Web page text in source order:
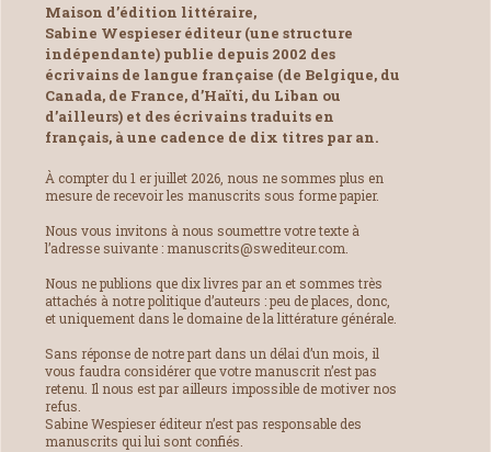
Maison d’édition littéraire,
Sabine Wespieser éditeur (une structure
indépendante) publie depuis 2002 des
écrivains de langue française (de Belgique, du
Canada, de France, d’Haïti, du Liban ou
d’ailleurs) et des écrivains traduits en
français, à une cadence de dix titres par an.
À compter du 1 er juillet 2026, nous ne sommes plus en
mesure de recevoir les manuscrits sous forme papier.
Nous vous invitons à nous soumettre votre texte à
l’adresse suivante : manuscrits@swediteur.com.
Nous ne publions que dix livres par an et sommes très
attachés à notre politique d’auteurs : peu de places, donc,
et uniquement dans le domaine de la littérature générale.
Sans réponse de notre part dans un délai d’un mois, il
vous faudra considérer que votre manuscrit n’est pas
retenu. Il nous est par ailleurs impossible de motiver nos
refus.
Sabine Wespieser éditeur n’est pas responsable des
manuscrits qui lui sont confiés.